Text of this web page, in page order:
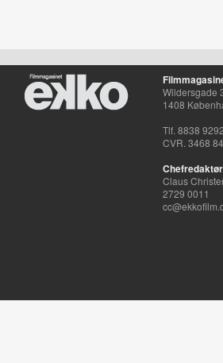
Wildersgade
1408
Tlf. 8838 9292
CVR. 3468
Claus
2729 0011